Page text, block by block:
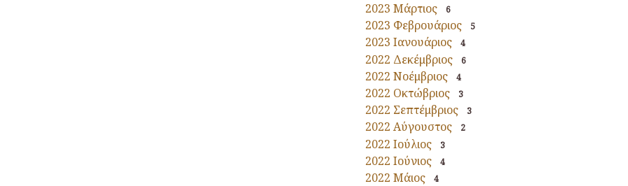
2023 Μάρτιος 6
2023 Φεβρουάριος 5
2023 Ιανουάριος 4
2022 Δεκέμβριος 6
2022 Νοέμβριος 4
2022 Οκτώβριος 3
2022 Σεπτέμβριος 3
2022 Αύγουστος 2
2022 Ιούλιος 3
2022 Ιούνιος 4
2022 Μάιος 4